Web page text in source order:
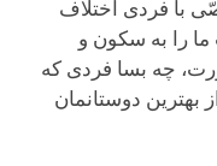
با فردی اختلاف
ما را به سکون و
چه بسا فردی که
دوستانمان